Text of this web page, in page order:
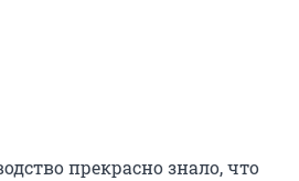
прекрасно знало, что